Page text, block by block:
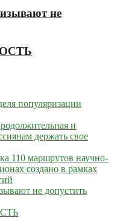
не
популяризации
и
держать свое
110 маршрутов научно-
создано в рамках
не допустить